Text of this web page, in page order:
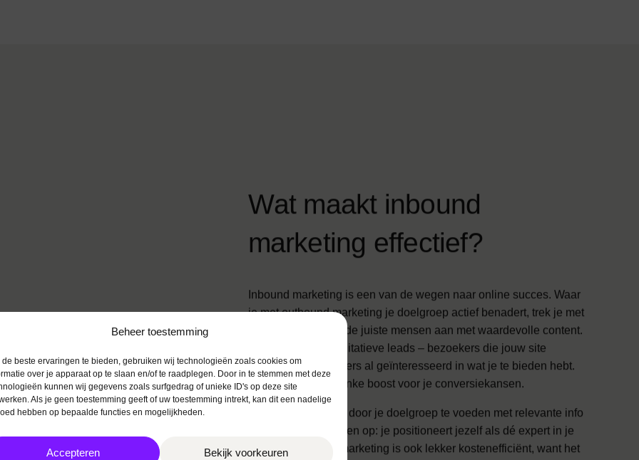
Beheer toestemming
de beste ervaringen te bieden, gebruiken wij technologieën zoals cookies om
over je apparaat op te slaan en/of te raadplegen. Door in te stemmen met deze
kunnen wij gegevens zoals surfgedrag of unieke ID's op deze site
Als je geen toestemming geeft of uw toestemming intrekt, kan dit een nadelige
hebben op bepaalde functies en mogelijkheden.
Accepteren Bekijk voorkeuren
Wat maakt inbound
marketing effectief?
Inbound marketing is een van de wegen naar online succes. Waar
je met outbound marketing je doelgroep actief benadert, trek je met
inbound marketing de juiste mensen aan met waardevolle content.
Dit levert meer kwalitatieve leads – bezoekers die jouw site
opzoeken, zijn immers al geïnteresseerd in wat je te bieden hebt.
Dat betekent een flinke boost voor je conversiekansen.
Bovendien bouw je door je doelgroep te voeden met relevante info
een stevig vertrouwen op: je positioneert jezelf als dé expert in je
branche. Inbound marketing is ook lekker kostenefficiënt, want het